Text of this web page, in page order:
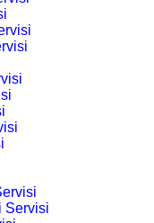
Servisi